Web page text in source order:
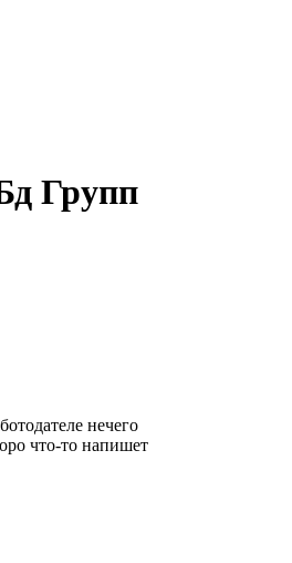
Групп
нечего
что‑то напишет